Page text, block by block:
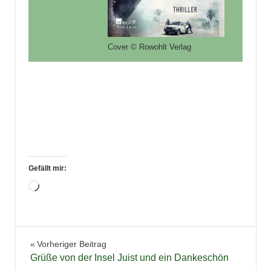
Cover © Rowohlt Verlag
Gefällt mir:
Wird
Bücher
Beitragsnavigation
Vorheriger Beitrag
Grüße von der Insel Juist und ein Dankeschön